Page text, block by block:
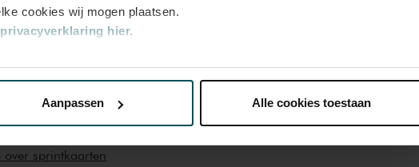
cookies wij mogen plaatsen.
hier.
uw toestemming op elk moment wijzigen of intrekken.
kunnen ontvangen en verwerken.
Aanpassen Alle cookies toestaan
sprintkaarten